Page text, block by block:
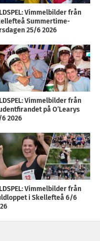
Vimmelbilder från
Summertime-
25/6 2026
Vimmelbilder från
på O’Learys
6 2026
Vimmelbilder från
i Skellefteå 6/6